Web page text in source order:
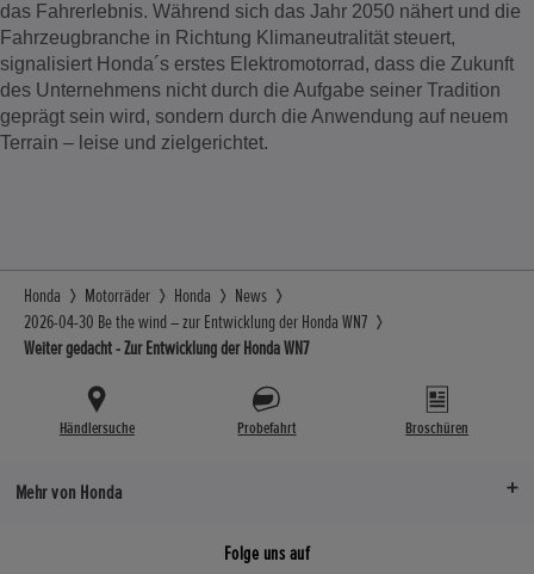
das Fahrerlebnis. Während sich das Jahr 2050 nähert und die
Fahrzeugbranche in Richtung Klimaneutralität steuert,
signalisiert Honda´s erstes Elektromotorrad, dass die Zukunft
des Unternehmens nicht durch die Aufgabe seiner Tradition
geprägt sein wird, sondern durch die Anwendung auf neuem
Terrain – leise und zielgerichtet.
Honda Motorräder Honda
News
2026-04-30 Be the wind – zur Entwicklung der Honda WN7
Weiter gedacht - Zur Entwicklung der Honda WN7
Händlersuche Probefahrt Broschüren
Mehr von Honda
Folge uns auf